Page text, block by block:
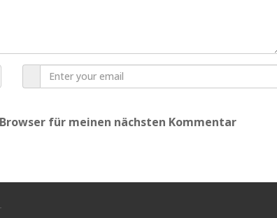
für meinen nächsten Kommentar